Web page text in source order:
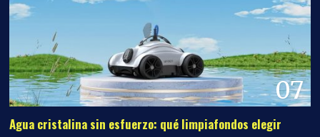
07
Agua cristalina sin esfuerzo: qué limpiafondos elegir